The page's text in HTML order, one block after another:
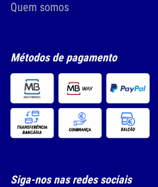
Quem somos
Métodos de pagamento
Siga-nos nas redes sociais